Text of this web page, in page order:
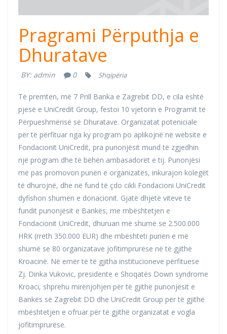
Pragrami Përputhja e
Dhuratave
BY: admin 0 Shqipëria
Të premten, më 7 Prill Banka e Zagrebit DD, e cila është
pjesë e UniCredit Group, festoi 10 vjetorin e Programit të
Përpueshmërisë së Dhuratave. Organizatat poteniciale
për të përfituar nga ky program po aplikojnë në website e
Fondacionit UniCredit, pra punonjësit mund të zgjedhin
një program dhe të bëhën ambasadorët e tij. Punonjësi
më pas promovon punën e organizatës, inkurajon kolegët
të dhurojnë, dhe në fund të çdo cikli Fondacioni UniCredit
dyfishon shumën e donacionit. Gjatë dhjetë viteve të
fundit punonjësit e Bankës, me mbështetjen e
Fondacionit UniCredit, dhuruan më shumë se 2.500.000
HRK (rreth 350.000 EUR) dhe mbështeti punën e më
shumë se 80 organizatave jofitimprurëse në të gjithë
Kroacinë. Në emër të të gjitha institucioneve përfituese
Zj. Dinka Vukovic, presidente e Shoqatës Down syndrome
Kroaci, shprehu mirënjohjen për të gjithë punonjësit e
Bankës së Zagrebit DD dhe UniCredit Group për të gjithë
mbështetjen e ofruar për të gjithë organizatat e vogla
jofitimprurëse.